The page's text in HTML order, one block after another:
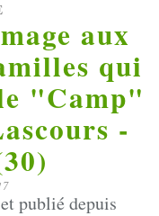
aux
qui
"Camp"
-
publié depuis